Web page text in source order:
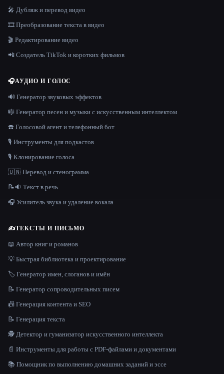
🎤 Дубляж и перевод видео
🎞️ Преобразование текста в видео
🎬 Редактирование видео
📲 Создатель TikTok и коротких фильмов
🎧АУДИО И ГОЛОС
🔊 Генератор звуковых эффектов
🎼 Генератор песен и музыки с искусственным интеллектом
☎️ Голосовой агент и телефонный бот
🎙️ Инструменты для подкастов
🎙️ Клонирование голоса
🇺🇳 Перевод и стенограмма
📝🔉 Текст в речь
🎧 Усилитель звука и удаление вокала
✍️ТЕКСТЫ И ПИСЬМО
📖 Автор книг и романов
💡 Быстрая библиотека и проектирование
🏷️ Генератор имен, слоганов и имён
📝 Генератор сопроводительных писем
📠 Генерация контента и SEO
📝 Генерация текста
🕵️ Детектор и гуманизатор искусственного интеллекта
📄 Инструменты для работы с PDF-файлами и документами
📚 Помощник по выполнению домашних заданий и эссе